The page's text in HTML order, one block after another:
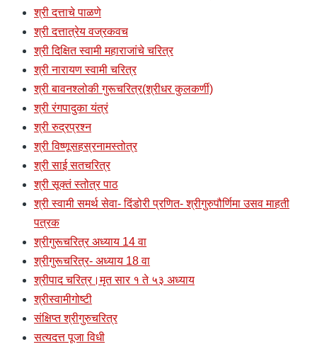
श्री दत्ताचे पाळणे
श्री दत्तात्रेय वज्रकवच
श्री दिक्षित स्वामी महाराजांचे चरित्र
श्री नारायण स्वामी चरित्र
श्री बावनश्लोकी गुरूचरित्र(श्रीधर कुलकर्णी)
श्री रंगपादुका यंत्रं
श्री रुद्रप्रश्न
श्री विष्णूसहस्रनामस्तोत्र
श्री साई सतचरित्र
श्री सूक्तं स्तोत्र पाठ
श्री स्वामी समर्थ सेवा- दिंडोरी प्रणित- श्रीगुरुपौर्णिमा उसव माहती
पत्रक
श्रीगुरूचरित्र अध्याय 14 वा
श्रीगुरूचरित्र- अध्याय 18 वा
श्रीपाद चरित्र।मृत सार १ ते ५३ अध्याय
श्रीस्वामीगोष्टी
संक्षिप्त श्रीगुरुचरित्र
सत्यदत्त पूजा विधी